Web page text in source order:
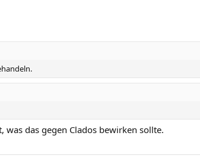
das gegen Clados bewirken sollte.